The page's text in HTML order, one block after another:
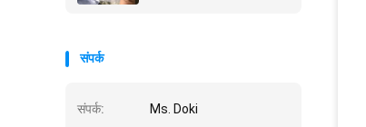
संपर्क
संपर्क: Ms. Doki